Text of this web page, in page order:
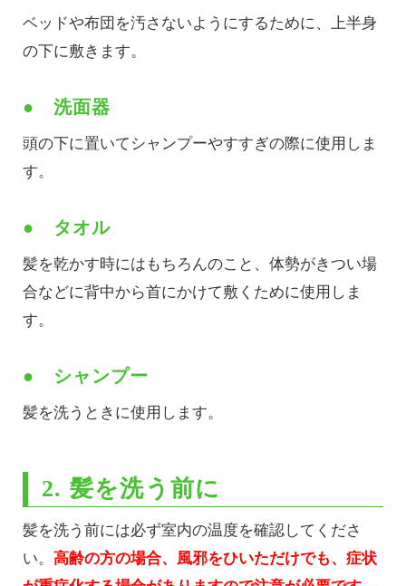
ベッドや布団を汚さないようにするために、上半身
の下に敷きます。
● 洗面器
頭の下に置いてシャンプーやすすぎの際に使用しま
す。
● タオル
髪を乾かす時にはもちろんのこと、体勢がきつい場
合などに背中から首にかけて敷くために使用しま
す。
● シャンプー
髪を洗うときに使用します。
2. 髪を洗う前に
髪を洗う前には必ず室内の温度を確認してくださ
い。 高齢の方の場合、風邪をひいただけでも、症状